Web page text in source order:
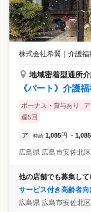
株式会社希翼 介護福
地域密着型通所
《パート》介護
ボーナス・賞与あり
週5回
ア 時給 1,085円 ~ 1,085
広島県 広島市安佐北区
他の店舗でも募集して
サービス付き高齢者
広島県 広島市安佐北区